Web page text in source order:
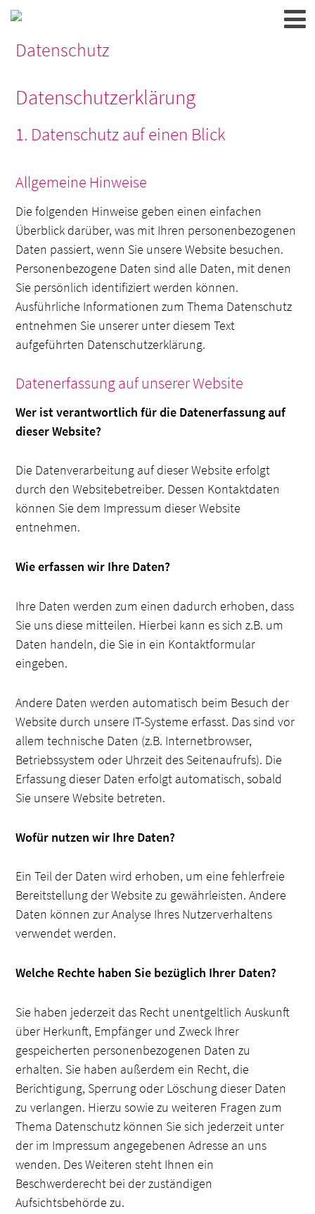
Datenschutz
Datenschutzerklärung
1. Datenschutz auf einen Blick
Allgemeine Hinweise
Die folgenden Hinweise geben einen einfachen
Überblick darüber, was mit Ihren personenbezogenen
Daten passiert, wenn Sie unsere Website besuchen.
Personenbezogene Daten sind alle Daten, mit denen
Sie persönlich identifiziert werden können.
Ausführliche Informationen zum Thema Datenschutz
entnehmen Sie unserer unter diesem Text
aufgeführten Datenschutzerklärung.
Datenerfassung auf unserer Website
Wer ist verantwortlich für die Datenerfassung auf
dieser Website?
Die Datenverarbeitung auf dieser Website erfolgt
durch den Websitebetreiber. Dessen Kontaktdaten
können Sie dem Impressum dieser Website
entnehmen.
Wie erfassen wir Ihre Daten?
Ihre Daten werden zum einen dadurch erhoben, dass
Sie uns diese mitteilen. Hierbei kann es sich z.B. um
Daten handeln, die Sie in ein Kontaktformular
eingeben.
Andere Daten werden automatisch beim Besuch der
Website durch unsere IT-Systeme erfasst. Das sind vor
allem technische Daten (z.B. Internetbrowser,
Betriebssystem oder Uhrzeit des Seitenaufrufs). Die
Erfassung dieser Daten erfolgt automatisch, sobald
Sie unsere Website betreten.
Wofür nutzen wir Ihre Daten?
Ein Teil der Daten wird erhoben, um eine fehlerfreie
Bereitstellung der Website zu gewährleisten. Andere
Daten können zur Analyse Ihres Nutzerverhaltens
verwendet werden.
Welche Rechte haben Sie bezüglich Ihrer Daten?
Sie haben jederzeit das Recht unentgeltlich Auskunft
über Herkunft, Empfänger und Zweck Ihrer
gespeicherten personenbezogenen Daten zu
erhalten. Sie haben außerdem ein Recht, die
Berichtigung, Sperrung oder Löschung dieser Daten
zu verlangen. Hierzu sowie zu weiteren Fragen zum
Thema Datenschutz können Sie sich jederzeit unter
der im Impressum angegebenen Adresse an uns
wenden. Des Weiteren steht Ihnen ein
Beschwerderecht bei der zuständigen
Aufsichtsbehörde zu.